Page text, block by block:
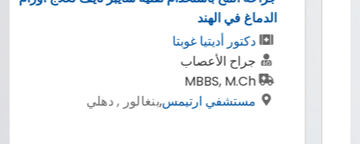
الدماغ في الهند
دكتور أديتيا غوبتا
جراح الأعصاب
MBBS, M.Ch
مستشفي ارتيمس,بنغالور , دهلي